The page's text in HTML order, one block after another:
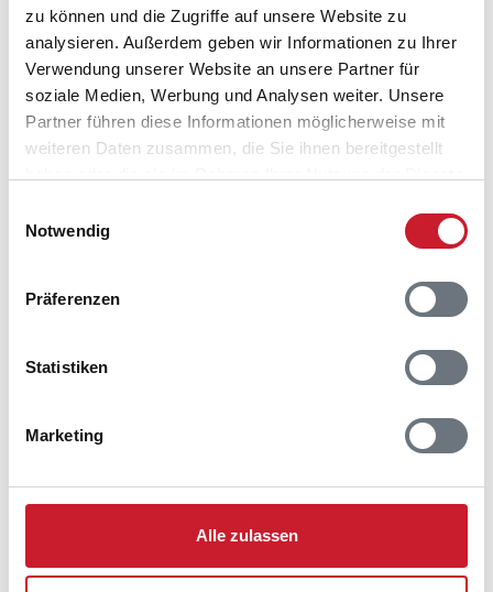
zu können und die Zugriffe auf unsere Website zu
analysieren. Außerdem geben wir Informationen zu Ihrer
Verwendung unserer Website an unsere Partner für
soziale Medien, Werbung und Analysen weiter. Unsere
Partner führen diese Informationen möglicherweise mit
weiteren Daten zusammen, die Sie ihnen bereitgestellt
Notwendig
Präferenzen
Statistiken
Marketing
Alle zulassen
Anzahl Reisende auswählen
Anreisetag im Belegungskalender anklicken